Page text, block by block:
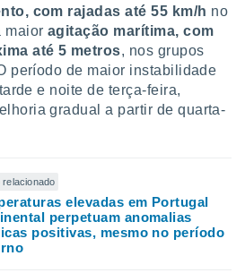
com rajadas até 55 km/h no
maior agitação marítima, com
até 5 metros, nos grupos
período de maior instabilidade
e noite de terça-feira,
gradual a partir de quarta-
relacionado
elevadas em Portugal
perpetuam anomalias
positivas, mesmo no período